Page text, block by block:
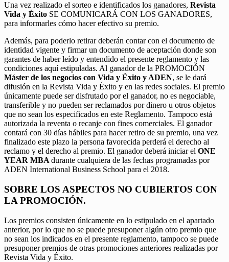
Una vez realizado el sorteo e identificados los ganadores, Revista
Vida y Éxito SE COMUNICARÁ CON LOS GANADORES,
para informarles cómo hacer efectivo su premio.
Además, para poderlo retirar deberán contar con el documento de
identidad vigente y firmar un documento de aceptación donde son
garantes de haber leído y entendido el presente reglamento y las
condiciones aquí estipuladas. Al ganador de la PROMOCIÓN
Máster de los negocios con Vida y Éxito y ADEN, se le dará
difusión en la Revista Vida y Éxito y en las redes sociales. El premio
únicamente puede ser disfrutado por el ganador, no es negociable,
transferible y no pueden ser reclamados por dinero u otros objetos
que no sean los especificados en este Reglamento. Tampoco está
autorizada la reventa o recanje con fines comerciales. El ganador
contará con 30 días hábiles para hacer retiro de su premio, una vez
finalizado este plazo la persona favorecida perderá el derecho al
reclamo y el derecho al premio. El ganador deberá iniciar el ONE
YEAR MBA durante cualquiera de las fechas programadas por
ADEN International Business School para el 2018.
SOBRE LOS ASPECTOS NO CUBIERTOS CON
LA PROMOCIÓN.
Los premios consisten únicamente en lo estipulado en el apartado
anterior, por lo que no se puede presuponer algún otro premio que
no sean los indicados en el presente reglamento, tampoco se puede
presuponer premios de otras promociones anteriores realizadas por
Revista Vida y Éxito.